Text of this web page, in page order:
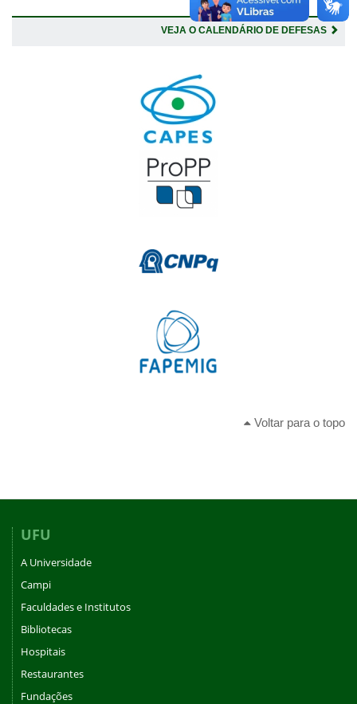
VEJA O CALENDÁRIO DE DEFESAS
Voltar para o topo
UFU
A Universidade
Campi
Faculdades e Institutos
Bibliotecas
Hospitais
Restaurantes
Fundações